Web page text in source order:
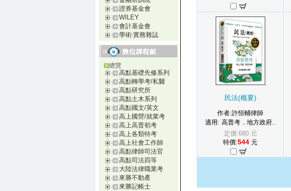
證券基金會
WILEY
會計基金會
學術‧實務雜誌
總覽
高點基礎先修系列
高點轉學考/私醫
高點研究所
高點土木系列
高點國文/英文
高上國營/就業考
高上高普初考
高上各類特考
高上社會工作師
高點律師司法官
高點司法四等
大陸法律職業考
來勝不動產
來勝記帳士
民法(概要)
作者:許恒輔律師
適用: 高普考．地方政府..
定價:680 元
特價:544 元